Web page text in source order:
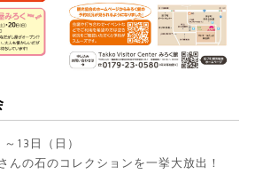
13日（日）
んの石のコレクションを一挙大放出！